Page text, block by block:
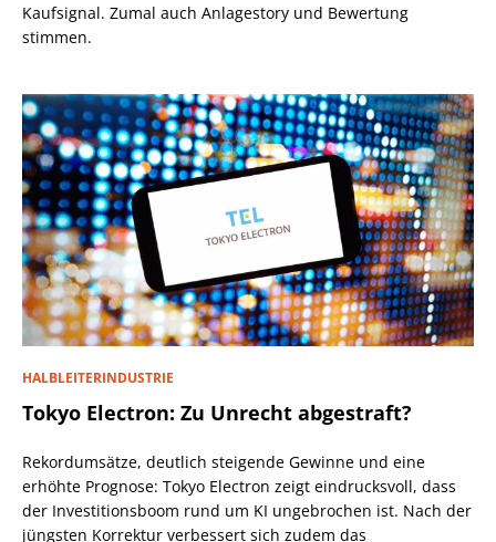
Kaufsignal. Zumal auch Anlagestory und Bewertung
stimmen.
HALBLEITERINDUSTRIE
Tokyo Electron: Zu Unrecht abgestraft?
Rekordumsätze, deutlich steigende Gewinne und eine
erhöhte Prognose: Tokyo Electron zeigt eindrucksvoll, dass
der Investitionsboom rund um KI ungebrochen ist. Nach der
jüngsten Korrektur verbessert sich zudem das